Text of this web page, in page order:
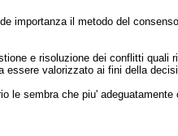
importanza il metodo del
e risoluzione dei conflitti quali
essere valorizzato ai fini della
le sembra che piu'